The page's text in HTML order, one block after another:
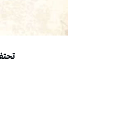
تحتفل‭ ‬تونس‭ ‬اليوم‭ ‬ككل‭